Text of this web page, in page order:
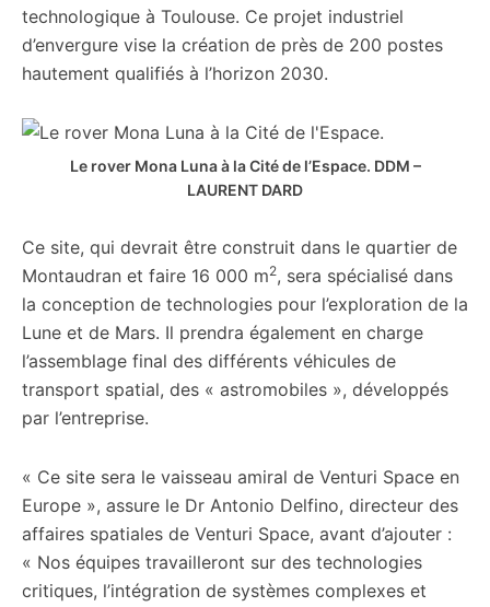
technologique à Toulouse. Ce projet industriel
d’envergure vise la création de près de 200 postes
hautement qualifiés à l’horizon 2030.
Le rover Mona Luna à la Cité de l’Espace. DDM –
LAURENT DARD
Ce site, qui devrait être construit dans le quartier de
Montaudran et faire 16 000 m2, sera spécialisé dans
la conception de technologies pour l’exploration de la
Lune et de Mars. Il prendra également en charge
l’assemblage final des différents véhicules de
transport spatial, des « astromobiles », développés
par l’entreprise.
« Ce site sera le vaisseau amiral de Venturi Space en
Europe », assure le Dr Antonio Delfino, directeur des
affaires spatiales de Venturi Space, avant d’ajouter :
« Nos équipes travailleront sur des technologies
critiques, l’intégration de systèmes complexes et